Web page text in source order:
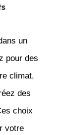
un
pour des
climat,
des
choix
votre